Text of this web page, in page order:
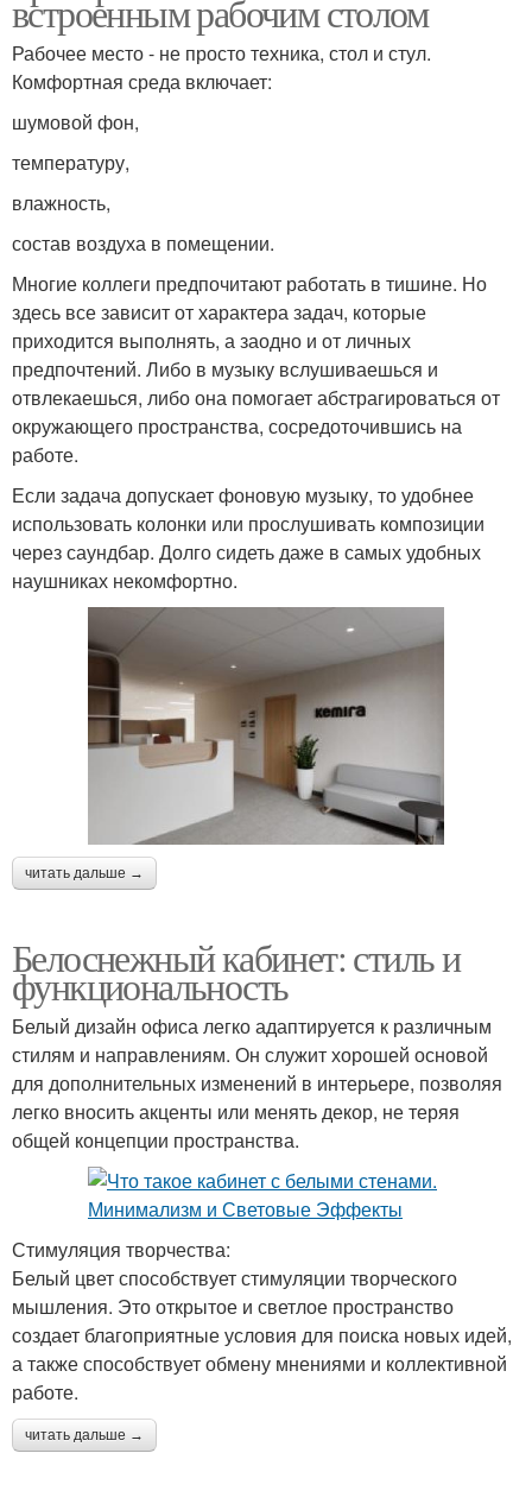
встроенным рабочим столом
Рабочее место - не просто техника, стол и стул.
Комфортная среда включает:
шумовой фон,
температуру,
влажность,
состав воздуха в помещении.
Многие коллеги предпочитают работать в тишине. Но
здесь все зависит от характера задач, которые
приходится выполнять, а заодно и от личных
предпочтений. Либо в музыку вслушиваешься и
отвлекаешься, либо она помогает абстрагироваться от
окружающего пространства, сосредоточившись на
работе.
Если задача допускает фоновую музыку, то удобнее
использовать колонки или прослушивать композиции
через саундбар. Долго сидеть даже в самых удобных
наушниках некомфортно.
читать дальше →
Белоснежный кабинет: стиль и
функциональность
Белый дизайн офиса легко адаптируется к различным
стилям и направлениям. Он служит хорошей основой
для дополнительных изменений в интерьере, позволяя
легко вносить акценты или менять декор, не теряя
общей концепции пространства.
Стимуляция творчества:
Белый цвет способствует стимуляции творческого
мышления. Это открытое и светлое пространство
создает благоприятные условия для поиска новых идей,
а также способствует обмену мнениями и коллективной
работе.
читать дальше →